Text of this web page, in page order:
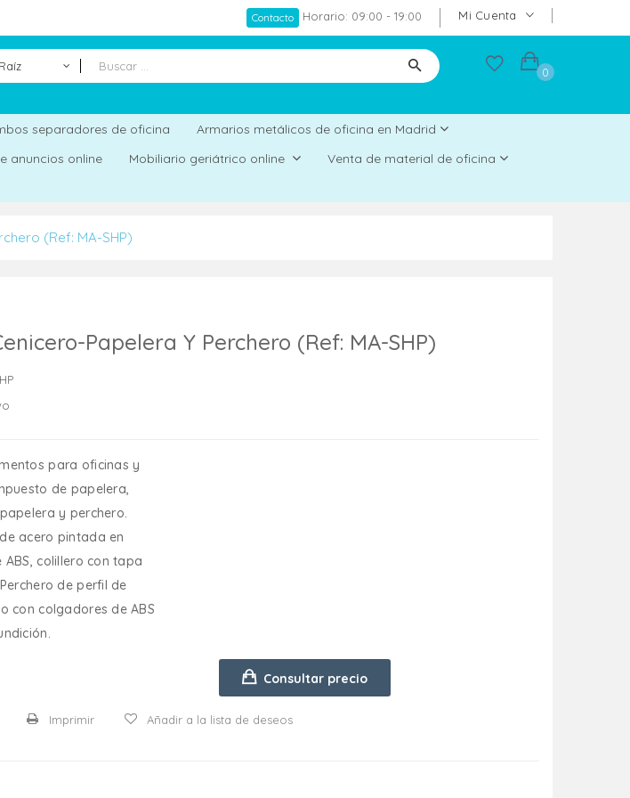
Mi Cuenta
Contacto Horario: 09:00 - 19:00
Raíz 0
separadores de oficina
Armarios metálicos de oficina en Madrid
anuncios online Mobiliario geriátrico online
Venta de material de oficina
(Ref: MA-SHP)
Papelera Y Perchero (Ref: MA-SHP)
para oficinas y
de papelera,
y perchero.
acero pintada en
colillero con tapa
de perfil de
con colgadores de ABS
Consultar precio
Imprimir Añadir a la lista de deseos